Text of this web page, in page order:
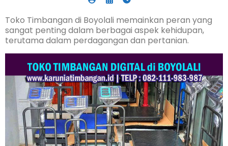
Toko Timbangan di Boyolali memainkan peran yang
sangat penting dalam berbagai aspek kehidupan,
terutama dalam perdagangan dan pertanian.